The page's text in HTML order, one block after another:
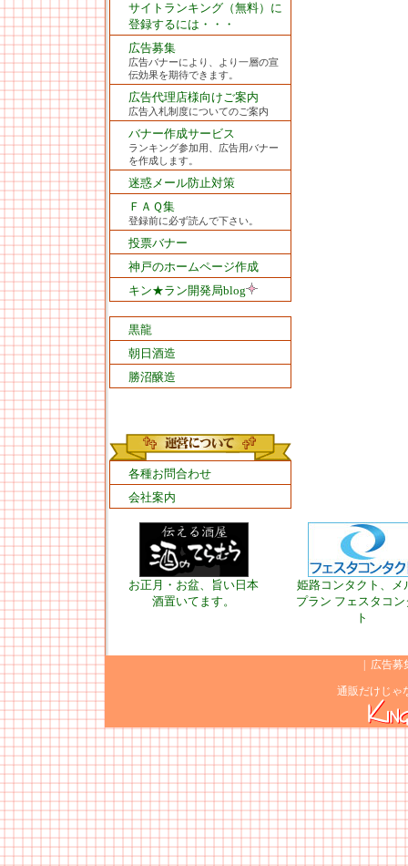
サイトランキング（無料）に
登録するには・・・
広告募集
広告バナーにより、より一層の宣
伝効果を期待できます。
広告代理店様向けご案内
広告入札制度についてのご案内
バナー作成サービス
ランキング参加用、広告用バナー
を作成します。
迷惑メール防止対策
ＦＡＱ集
登録前に必ず読んで下さい。
投票バナー
神戸のホームページ作成
キン★ラン開発局blog
黒龍
朝日酒造
勝沼醸造
各種お問合わせ
会社案内
お正月・お盆、旨い日本
酒置いてます。
姫路コンタクト、メ
プラン フェスタコン
ト
広告募
通販だけじゃ